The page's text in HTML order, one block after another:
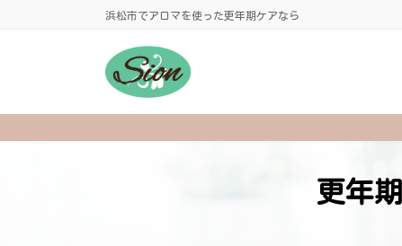
浜松市でアロマを使った更年期ケアなら
更年